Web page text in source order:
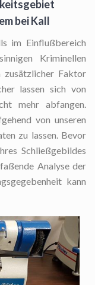
bei Kall
im Einflußbereich
Kriminellen
zusätzlicher Faktor
lassen sich von
mehr abfangen.
von unseren
zu lassen. Bevor
Schließgebildes
Analyse der
kann